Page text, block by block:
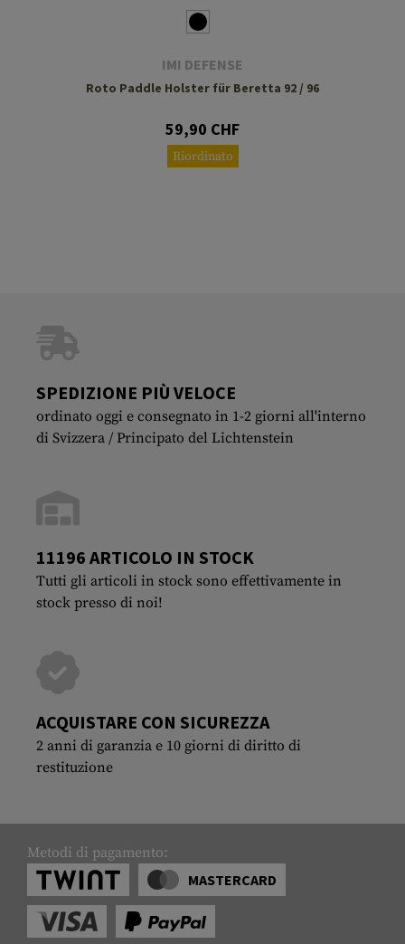
IMI DEFENSE
Roto Paddle Holster für Beretta 92 / 96
59,90 CHF
Riordinato
SPEDIZIONE PIÙ VELOCE
ordinato oggi e consegnato in 1-2 giorni all'interno
di Svizzera / Principato del Lichtenstein
11196 ARTICOLO IN STOCK
Tutti gli articoli in stock sono effettivamente in
stock presso di noi!
ACQUISTARE CON SICUREZZA
2 anni di garanzia e 10 giorni di diritto di
restituzione
Metodi di pagamento:
MASTERCARD